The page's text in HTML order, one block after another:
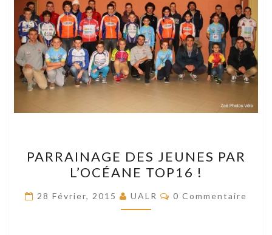
DES
JEUNES
PAR
L’OCÉANE
PARRAINAGE DES JEUNES PAR
L’OCÉANE TOP16 !
28 Février, 2015 UALR Commentaires
0 Commentaire